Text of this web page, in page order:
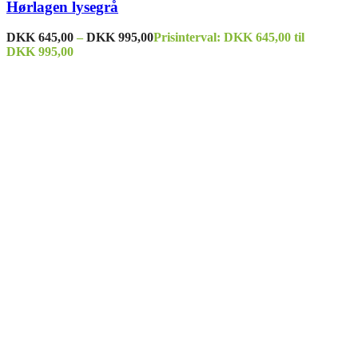
Hørlagen lysegrå
DKK 645,00 – DKK 995,00Prisinterval: DKK 645,00 til
DKK 995,00